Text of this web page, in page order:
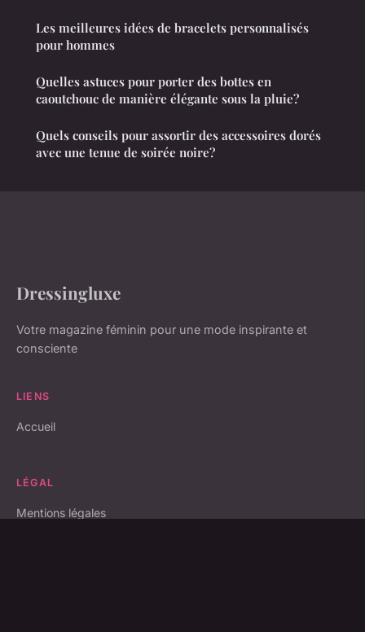
Les meilleures idées de bracelets personnalisés
pour hommes
Quelles astuces pour porter des bottes en
caoutchouc de manière élégante sous la pluie?
Quels conseils pour assortir des accessoires dorés
avec une tenue de soirée noire?
Dressingluxe
Votre magazine féminin pour une mode inspirante et
consciente
LIENS
Accueil
LÉGAL
Mentions légales